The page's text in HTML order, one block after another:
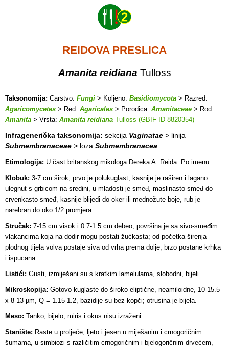
REIDOVA PRESLICA
Amanita reidiana Tulloss
Taksonomija: Carstvo: Fungi > Koljeno: Basidiomycota > Razred:
Agaricomycetes > Red: Agaricales > Porodica: Amanitaceae > Rod:
Amanita > Vrsta: Amanita reidiana Tulloss (GBIF ID 8820354)
Infragenerička taksonomija: sekcija Vaginatae > linija
Submembranaceae > loza Submembranacea
Etimologija: U čast britanskog mikologa Dereka A. Reida. Po imenu.
Klobuk: 3-7 cm širok, prvo je polukuglast, kasnije je raširen i lagano
ulegnut s grbicom na sredini, u mladosti je smeđ, maslinasto-smeđ do
crvenkasto-smeđ, kasnije blijedi do oker ili mednožute boje, rub je
narebran do oko 1/2 promjera.
Stručak: 7-15 cm visok i 0.7-1.5 cm debeo, površina je sa sivo-smeđim
vlakancima koja na dodir mogu postati žućkasta; od početka širenja
plodnog tijela volva postaje siva od vrha prema dolje, brzo postane krhka
i ispucana.
Listići: Gusti, izmiješani su s kratkim lamelulama, slobodni, bijeli.
Mikroskopija: Gotovo kuglaste do široko eliptične, neamiloidne, 10-15.5
x 8-13 µm, Q = 1.15-1.2, bazidije su bez kopči; otrusina je bijela.
Meso: Tanko, bijelo; miris i okus nisu izraženi.
Stanište: Raste u proljeće, ljeto i jesen u miješanim i crnogoričnim
šumama, u simbiozi s različitim crnogoričnim i bjelogoričnim drvećem,